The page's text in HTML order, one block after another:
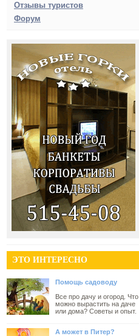
Отзывы туристов
Форум
ЭТО ИНТЕРЕСНО
Помощь садоводу
Все про дачу и огород. Что
можно вырастить на даче
или дома? Советы и опыт.
А может в Питер?